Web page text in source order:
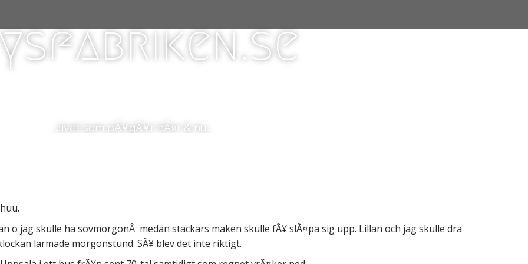
…livet som pÃ¥gÃ¥r hÃ¤r & nu…
o jag skulle ha sovmorgonÂ medan stackars maken skulle fÃ¥ slÃ¤pa sig upp. Lillan och jag skulle dra
larmade morgonstund. SÃ¥ blev det inte riktigt.